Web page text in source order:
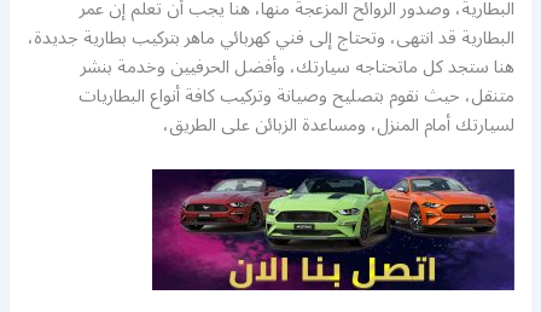
البطارية، وصدور الروائح المزعجة منها، هنا يجب أن تعلم إن عمر
البطارية قد انتهى، وتحتاج إلى فني كهربائي ماهر بتركيب بطارية جديدة،
هنا ستجد كل ماتحتاجه سيارتك، وأفضل الحرفيين وخدمة بنشر
متنقل، حيث نقوم بتصليح وصيانة وتركيب كافة أنواع البطاريات
لسيارتك أمام المنزل، ومساعدة الزبائن على الطريق،